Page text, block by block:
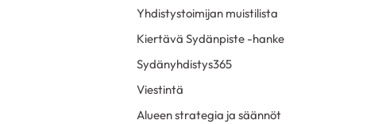
Yhdistystoimijan muistilista
Kiertävä Sydänpiste -hanke
Sydänyhdistys365
Viestintä
Alueen strategia ja säännöt